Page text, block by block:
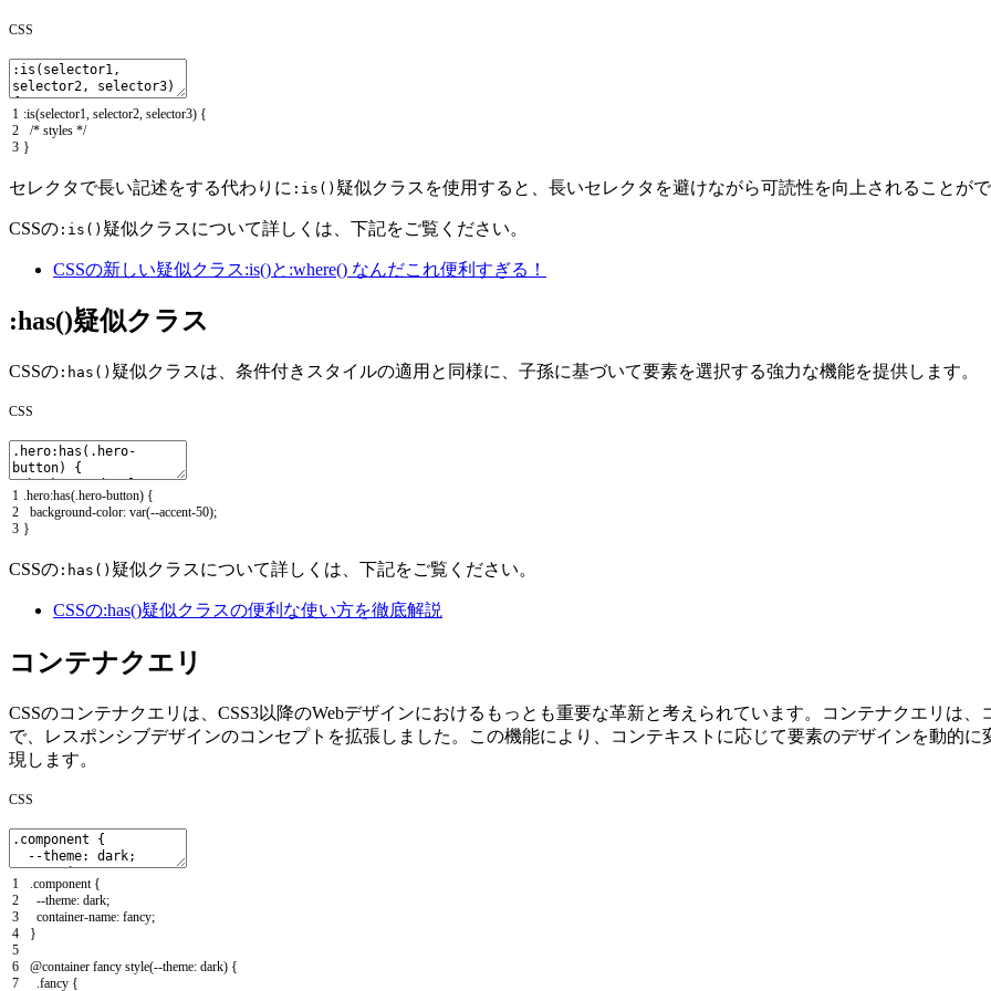
CSS
1
2
3
:is(selector1 selector2 selector3) {
/* styles */
}
セレクタで長い記述をする代わりに :is() 疑似クラスを使用すると、長いセレクタを避けながら可読性を向上されることが
CSSの :is() 疑似クラスについて詳しくは、下記をご覧ください。
CSSの新しい疑似クラス:is()と:where() なんだこれ便利すぎる！
:has()疑似クラス
CSSの :has() 疑似クラスは、条件付きスタイルの適用と同様に、 子孫に基づいて要素を選択する強力な機能を提供します。
CSS
1
2
3
.hero:has(.hero-button) {
background-color: var(--accent-50);
}
CSSの :has() 疑似クラスについて詳しくは、下記をご覧ください。
CSSの:has()疑似クラスの便利な使い方を徹底解説
コンテナクエリ
CSSのコンテナクエリは、CSS3以降のWebデザインにおけるもっとも重要な革新と考えられています。コンテナクエリは、
で、レスポンシブデザインのコンセプトを拡張しました。この機能により、コンテキストに応じて要素のデザインを動的
現します。
CSS
1
2
3
4
5
6
7
component {
--theme: dark;
container-name: fancy;
}
@container fancy style(--theme: dark) {
fancy {